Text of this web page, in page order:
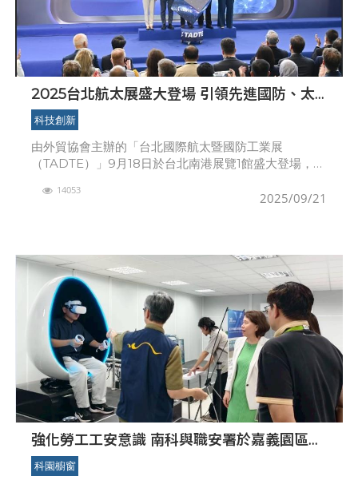
2025台北航太展盛大登場 引領先進國防、太
空與無人新世代
科技創新
由外貿協會主辦的「台北國際航太暨國防工業展
（TADTE）」9月18日於台北南港展覽1館盛大登場，匯
史新高。在全球航太與國防產業加速邁向智慧化、
2025/09/21
14053
強化勞工工安意識 南科與職安署於嘉義園區打
造XR場域訓練基地
科園櫥窗